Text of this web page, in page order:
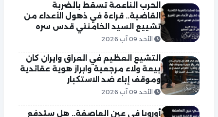
الحرب الناعمة تسقط بالضربة
القاضية.. قراءة في ذهول الأعداء من
تشييع السيد الخامنئي قدس سره
الأحد 09 آب 2026
التشيع العظيم في العراق وايران كان
بيعة ولاء مرجعية وابراز هوية عقائدية
وموقف إباء ضد الاستكبار
الأحد 09 آب 2026
أوروبا في عين العاصفة.. هل ستدفع